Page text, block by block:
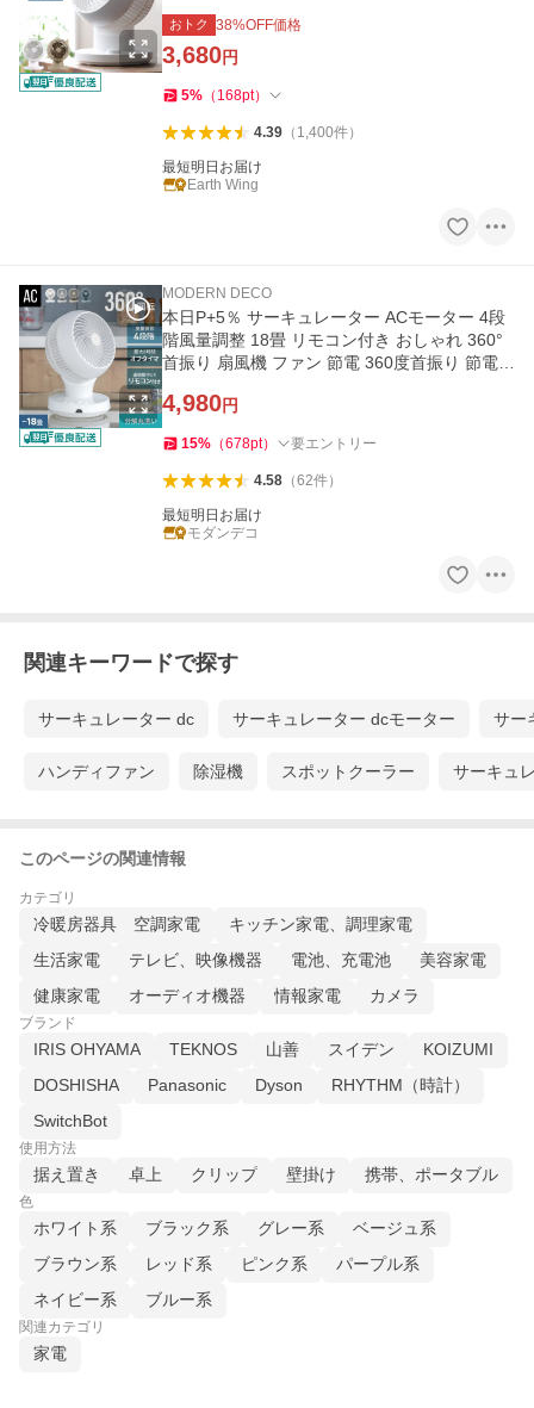
2026
おトク 38%OFF価格
3,680円
5% （ 168pt）
4.39（ 1,400件）
最短明日お届け
Earth Wing
MODERN DECO
本日P+5％ サーキュレーター ACモーター 4段
階風量調整 18畳 リモコン付き おしゃれ 360°
首振り 扇風機 ファン 節電 360度首振り 節電
4,980円
15% （678pt） 要エントリー
4.58（62件）
最短明日お届け
モダンデコ
関連キーワードで探す
サーキュレーター dc サーキュレーター dcモーター サー
ハンディファン 除湿機 スポットクーラー サーキュ
このページの関連情報
カテゴリ
冷暖房器具 空調家電
キッチン家電、調理家電
生活家電
テレビ、映像機器 電池、充電池
美容家電
健康家電
オーディオ機器 情報家電 カメラ
ブランド
IRIS OHYAMA TEKNOS 山善 スイデン
KOIZUMI
DOSHISHA
Panasonic Dyson
RHYTHM（時計）
SwitchBot
使用方法
据え置き 卓上 クリップ 壁掛け 携帯、ポータブル
色
ホワイト系 ブラック系 グレー系
ベージュ系
ブラウン系
レッド系 ピンク系
パープル系
ネイビー系
ブルー系
関連カテゴリ
家電